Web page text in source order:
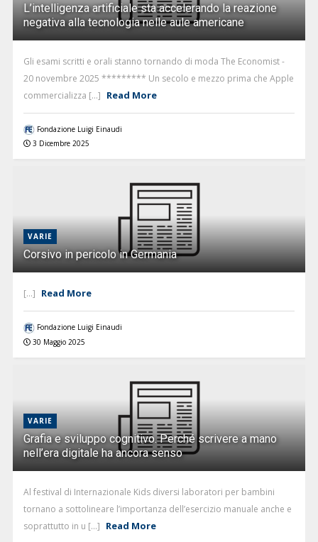
L’intelligenza artificiale sta accelerando la reazione
negativa alla tecnologia nelle aule americane
Gli esami scritti e orali stanno tornando di moda The Economist -
20 novembre 2025 ********* Un secolo e mezzo prima che Apple
commercializza [...] Read More
Fondazione Luigi Einaudi
3 Dicembre 2025
VARIE
Corsivo in pericolo in Germania
[...] Read More
Fondazione Luigi Einaudi
30 Maggio 2025
VARIE
Grafia e sviluppo cognitivo. Perché scrivere a mano
nell’era digitale ha ancora senso
Al festival di Internazionale Kids diversi laboratori per bambini
tornano a sottolineare l’importanza dell’esercizio manuale anche e
soprattutto in u [...] Read More